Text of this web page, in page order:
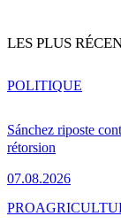
LES PLUS
Sánchez riposte
rétorsion
07.08.2026
POLITIQUE
PRO